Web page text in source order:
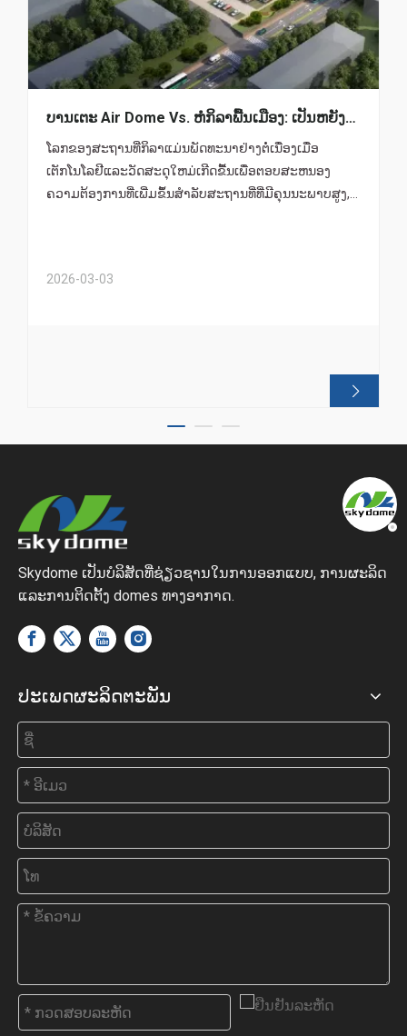
ບານເຕະ Air Dome Vs. ຫໍກິລາພື້ນເມືອງ: ເປັນຫຍັງ
Dome ຈຶ່ງມີຄ່າໃຊ້ຈ່າຍຫຼາຍກວ່າ 50%.
ໂລກຂອງສະຖານທີ່ກິລາແມ່ນພັດທະນາຢ່າງຕໍ່ເນື່ອງເມື່ອ
ເຕັກໂນໂລຢີແລະວັດສະດຸໃຫມ່ເກີດຂື້ນເພື່ອຕອບສະຫນອງ
ຄວາມຕ້ອງການທີ່ເພີ່ມຂຶ້ນສໍາລັບສະຖານທີ່ທີ່ມີຄຸນນະພາບສູງ,
2026-03-03
Skydome ເປັນບໍລິສັດທີ່ຊ່ຽວຊານໃນການອອກແບບ, ການຜະລິດ
ແລະການຕິດຕັ້ງ domes ທາງອາກາດ.
ປະເພດຜະລິດຕະພັນ